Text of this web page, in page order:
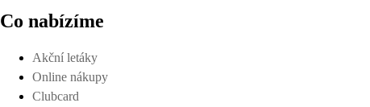
Co nabízíme
Akční letáky
Online nákupy
Clubcard